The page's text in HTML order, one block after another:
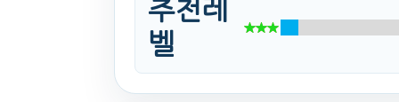
추천레
벨